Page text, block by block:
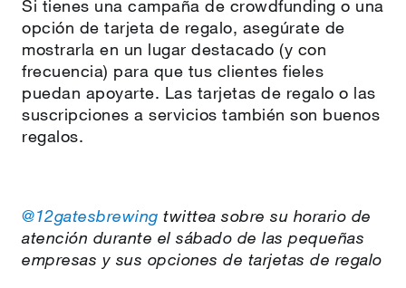
Si tienes una campaña de crowdfunding o una
opción de tarjeta de regalo, asegúrate de
mostrarla en un lugar destacado (y con
frecuencia) para que tus clientes fieles
puedan apoyarte. Las tarjetas de regalo o las
suscripciones a servicios también son buenos
regalos.
@12gatesbrewing twittea sobre su horario de
atención durante el sábado de las pequeñas
empresas y sus opciones de tarjetas de regalo